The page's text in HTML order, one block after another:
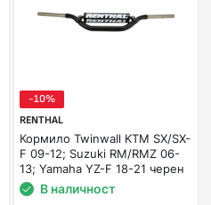
-10%
RENTHAL
Кормило Twinwall KTM SX/SX-
F 09-12; Suzuki RM/RMZ 06-
13; Yamaha YZ-F 18-21 черен
В наличност